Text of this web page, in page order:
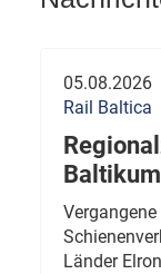
05.08.2026
Rail Baltica
Länder